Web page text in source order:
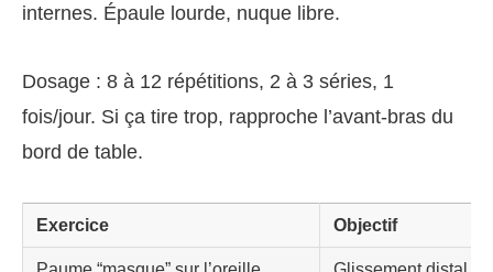
internes. Épaule lourde, nuque libre.
Dosage : 8 à 12 répétitions, 2 à 3 séries, 1
fois/jour. Si ça tire trop, rapproche l’avant‑bras du
bord de table.
Exercice Objectif